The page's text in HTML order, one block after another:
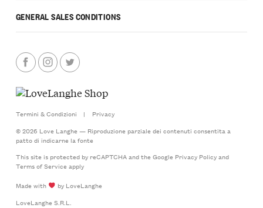
GENERAL SALES CONDITIONS
Termini & Condizioni |
Privacy
© 2026 Love Langhe — Riproduzione parziale dei contenuti consentita a
patto di indicarne la fonte
This site is protected by reCAPTCHA and the Google Privacy Policyand
Terms of Serviceapply
Made with
by LoveLanghe
LoveLanghe S.R.L.